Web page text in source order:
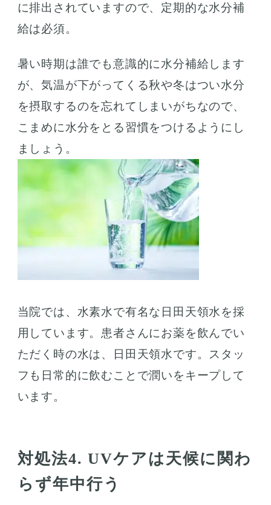
に排出されていますので、定期的な水分補
給は必須。
暑い時期は誰でも意識的に水分補給します
が、気温が下がってくる秋や冬はつい水分
を摂取するのを忘れてしまいがちなので、
こまめに水分をとる習慣をつけるようにし
ましょう。
当院では、水素水で有名な日田天領水を採
用しています。患者さんにお薬を飲んでい
ただく時の水は、日田天領水です。スタッ
フも日常的に飲むことで潤いをキープして
います。
対処法4. UVケアは天候に関わ
らず年中行う